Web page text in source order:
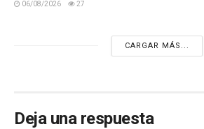
06/08/2026 27
CARGAR MÁS...
Deja una respuesta